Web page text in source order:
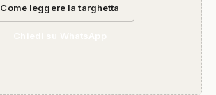
Come leggere la targhetta